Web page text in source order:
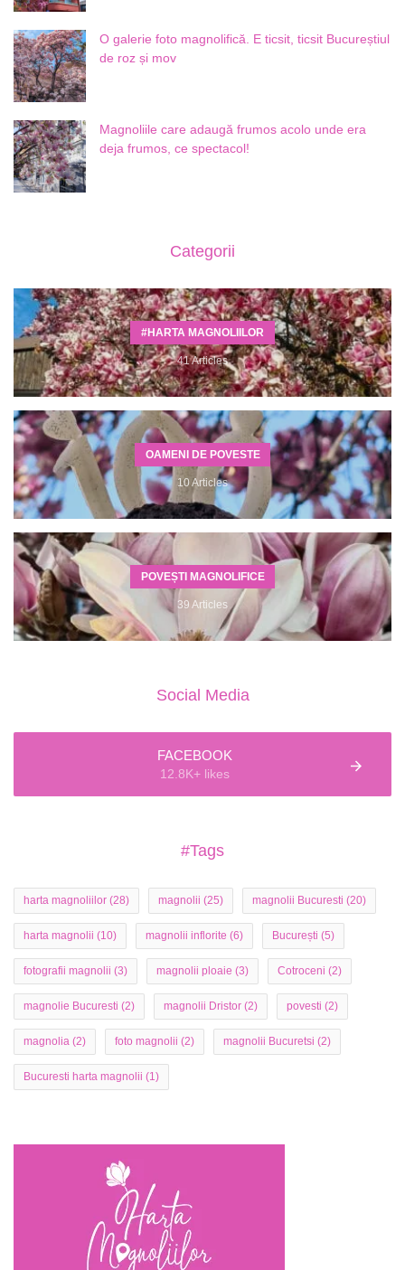
O galerie foto magnolifică. E ticsit, ticsit Bucureștiul
de roz și mov
Magnoliile care adaugă frumos acolo unde era
deja frumos, ce spectacol!
Categorii
#HARTA MAGNOLIILOR
41 Articles
OAMENI DE POVESTE
10 Articles
POVEȘTI MAGNOLIFICE
39 Articles
Social Media
FACEBOOK
12.8K+ likes
#Tags
harta magnoliilor (28) magnolii (25) magnolii Bucuresti (20)
harta magnolii (10) magnolii inflorite (6) București (5)
fotografii magnolii (3) magnolii ploaie (3) Cotroceni (2)
magnolie Bucuresti (2) magnolii Dristor (2) povesti (2)
magnolia (2) foto magnolii (2) magnolii Bucuretsi (2)
Bucuresti harta magnolii (1)